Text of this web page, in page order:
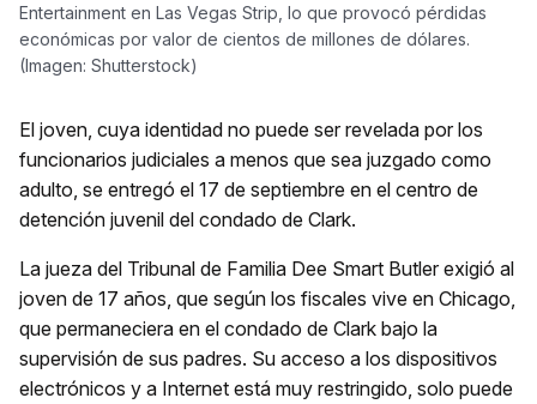
Entertainment en Las Vegas Strip, lo que provocó pérdidas
económicas por valor de cientos de millones de dólares.
(Imagen: Shutterstock)
El joven, cuya identidad no puede ser revelada por los
funcionarios judiciales a menos que sea juzgado como
adulto, se entregó el 17 de septiembre en el centro de
detención juvenil del condado de Clark.
La jueza del Tribunal de Familia Dee Smart Butler exigió al
joven de 17 años, que según los fiscales vive en Chicago,
que permaneciera en el condado de Clark bajo la
supervisión de sus padres. Su acceso a los dispositivos
electrónicos y a Internet está muy restringido, solo puede